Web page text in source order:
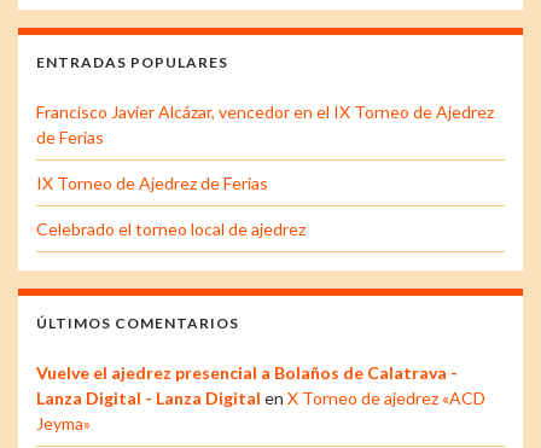
ENTRADAS POPULARES
Francisco Javier Alcázar, vencedor en el IX Torneo de Ajedrez
de Ferias
IX Torneo de Ajedrez de Ferias
Celebrado el torneo local de ajedrez
ÚLTIMOS COMENTARIOS
Vuelve el ajedrez presencial a Bolaños de Calatrava -
Lanza Digital - Lanza Digital en X Torneo de ajedrez «ACD
Jeyma»